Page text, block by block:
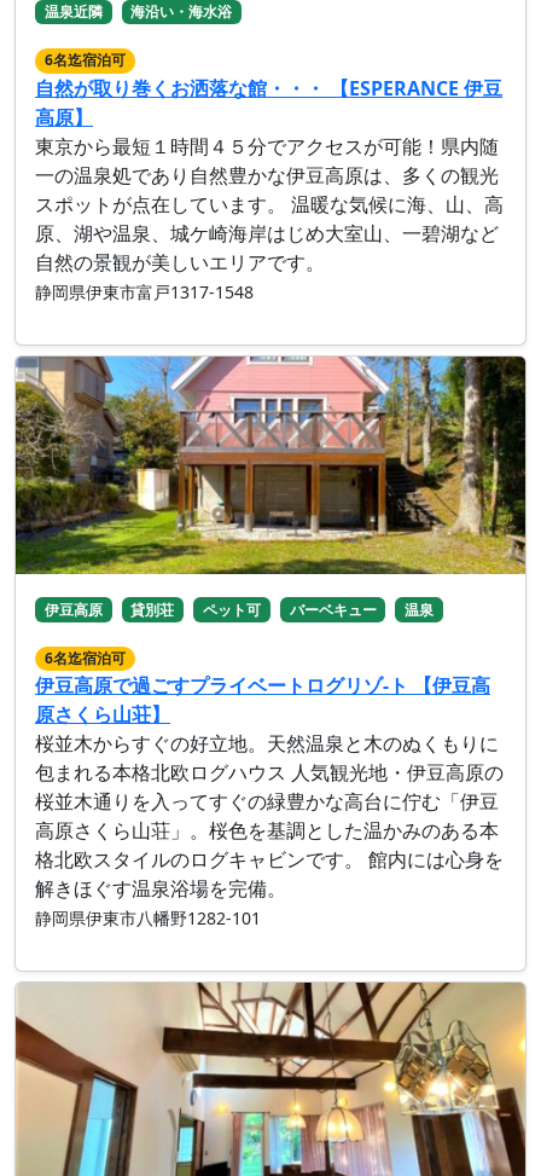
温泉近隣
海沿い・海水浴
6名迄宿泊可
自然が取り巻くお洒落な館・・・ 【ESPERANCE 伊豆
高原】
東京から最短１時間４５分でアクセスが可能！県内随
一の温泉処であり自然豊かな伊豆高原は、多くの観光
スポットが点在しています。 温暖な気候に海、山、高
原、湖や温泉、城ケ崎海岸はじめ大室山、一碧湖など
自然の景観が美しいエリアです。
静岡県伊東市富戸1317-1548
伊豆高原 貸別荘 ペット可 バーベキュー 温泉
6名迄宿泊可
伊豆高原で過ごすプライベートログリゾ-ト 【伊豆高
原さくら山荘】
桜並木からすぐの好立地。天然温泉と木のぬくもりに
包まれる本格北欧ログハウス 人気観光地・伊豆高原の
桜並木通りを入ってすぐの緑豊かな高台に佇む「伊豆
高原さくら山荘」。桜色を基調とした温かみのある本
格北欧スタイルのログキャビンです。 館内には心身を
解きほぐす温泉浴場を完備。
静岡県伊東市八幡野1282-101